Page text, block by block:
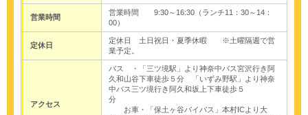
営業時間
営業時間 9:30～16:30（ランチ11：30～14：
00）
定休日
定休日 土日祝日・夏季休暇 ※土曜隔週で営
業予定。
アクセス
バス ・「三ツ境駅」より神奈中バス宮沢行き阿
久和山谷下車徒歩５分 「いずみ野駅」より神奈
中バス三ツ境行き阿久和坂上下車徒歩５
分
お車・「保土ヶ谷バイパス」本村ICより大